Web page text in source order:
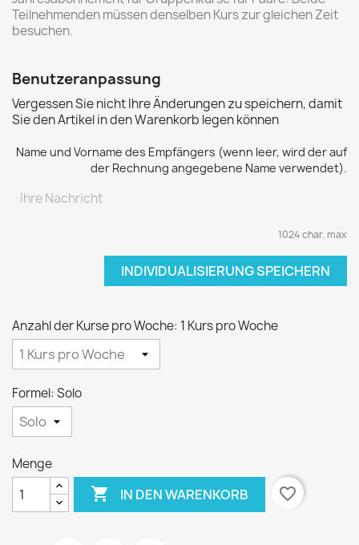
Teilnehmenden müssen denselben Kurs zur gleichen Zeit
besuchen.
Benutzeranpassung
Vergessen Sie nicht Ihre Änderungen zu speichern, damit
Sie den Artikel in den Warenkorb legen können
Name und Vorname des Empfängers (wenn leer, wird der auf
der Rechnung angegebene Name verwendet).
1024 char. max
INDIVIDUALISIERUNG SPEICHERN
Anzahl der Kurse pro Woche: 1 Kurs pro Woche
Formel: Solo
Menge
 IN DEN WARENKORB favorite_border